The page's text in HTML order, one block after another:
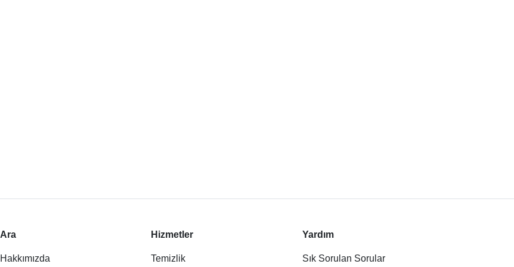
Ara
Hakkımızda
Hizmetler
Temizlik
Yardım
Sık Sorulan Sorular